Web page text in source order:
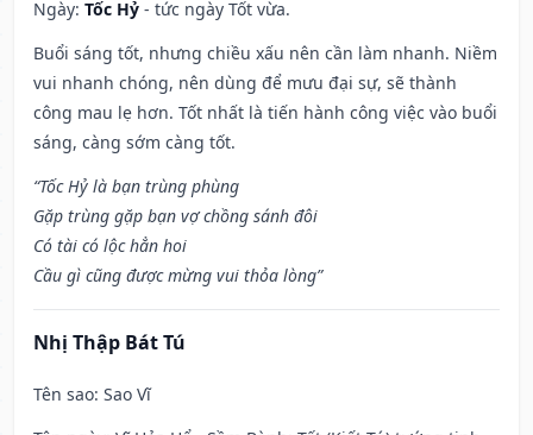
Ngày: Tốc Hỷ - tức ngày Tốt vừa.
Buổi sáng tốt, nhưng chiều xấu nên cần làm nhanh. Niềm
vui nhanh chóng, nên dùng để mưu đại sự, sẽ thành
công mau lẹ hơn. Tốt nhất là tiến hành công việc vào buổi
sáng, càng sớm càng tốt.
“Tốc Hỷ là bạn trùng phùng
Gặp trùng gặp bạn vợ chồng sánh đôi
Có tài có lộc hẳn hoi
Cầu gì cũng được mừng vui thỏa lòng”
Nhị Thập Bát Tú
Tên sao: Sao Vĩ